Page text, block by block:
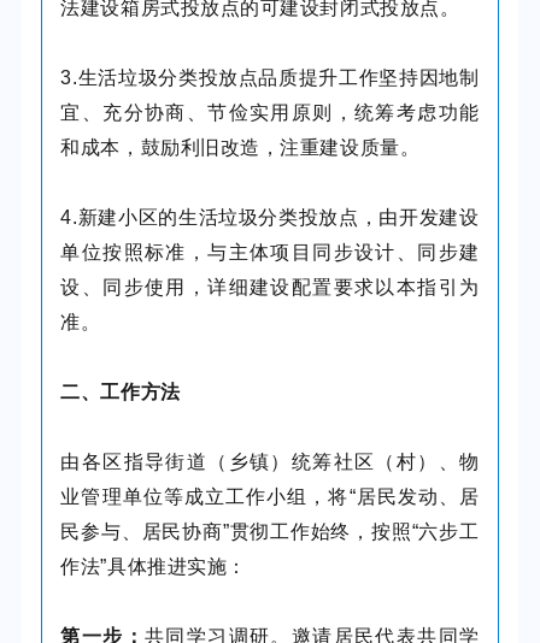
法建设箱房式投放点的可建设封闭式投放点。
3.生活垃圾分类投放点品质提升工作坚持因地制
宜、充分协商、节俭实用原则，统筹考虑功能
和成本，鼓励利旧改造，注重建设质量。
4.新建小区的生活垃圾分类投放点，由开发建设
单位按照标准，与主体项目同步设计、同步建
设、同步使用，详细建设配置要求以本指引为
准。
二、工作方法
由各区指导街道（乡镇）统筹社区（村）、物
业管理单位等成立工作小组，将“居民发动、居
民参与、居民协商”贯彻工作始终，按照“六步工
作法”具体推进实施：
第一步：共同学习调研。邀请居民代表共同学